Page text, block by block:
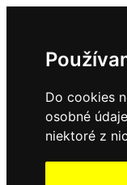
Do cookies
osobné
niektoré z